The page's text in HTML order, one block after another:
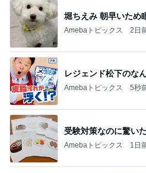
堀ちえみ 朝早いため
Amebaトピックス 2日
レジェンド松下のな
Amebaトピックス 5秒
受験対策なのに驚い
Amebaトピックス 1日